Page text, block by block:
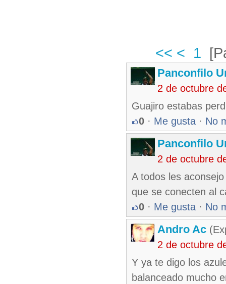
<< < 1
Panconfilo
2 de octubre
Guajiro estabas
0 · Me gusta · No
Panconfilo
2 de octubre
A todos les
que se conecten al
0 · Me gusta · No
Andro Ac
2 de octubre
Y ya te digo los
balanceado mucho